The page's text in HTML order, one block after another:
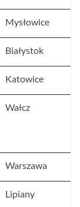
Mysłowice
Białystok
Katowice
Wałcz
Warszawa
Lipiany